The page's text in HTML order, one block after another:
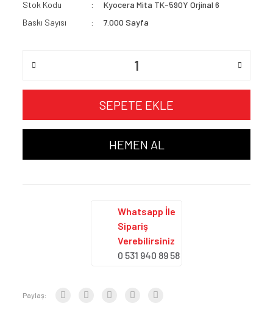
Stok Kodu
Kyocera Mita TK-590Y Orjinal 6
Baskı Sayısı
7.000 Sayfa
SEPETE EKLE
HEMEN AL
Whatsapp İle
Sipariş
Verebilirsiniz
0 531 940 89 58
Paylaş: